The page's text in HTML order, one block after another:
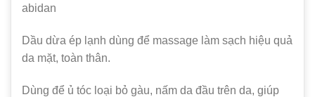
abidan
Dầu dừa ép lạnh dùng để massage làm sạch hiệu quả
da mặt, toàn thân.
Dùng để ủ tóc loại bỏ gàu, nấm da đầu trên da, giúp